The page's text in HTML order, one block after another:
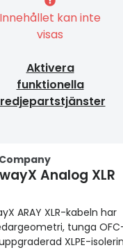
Innehållet kan inte
visas
Aktivera
funktionella
ClearwayX Analog XLR
ARAY XLR-kabeln har
tunga
XLPE-